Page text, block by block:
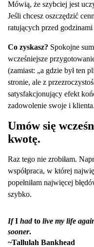
Mówią, że szybciej jest
Jeśli chcesz oszczędzić
ratujących przed
Co zyskasz? Spokojne
wcześniejsze
(zamiast: „a gdzie był ten
stronie, ale z
satysfakcjonujący efekt
zadowolenie swoje i klienta.
Umów się
kwotę.
Raz tego nie zrobiłam.
współpraca, w której
popełniłam najwięcej
szybko.
IfI hadto live my life
sooner.
~Tallulah Bankhead